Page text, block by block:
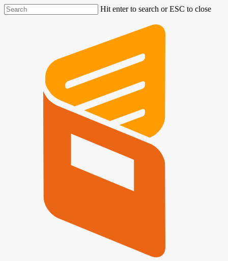
Hit enter to search or ESC to close